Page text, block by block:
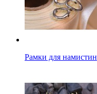
Рамки для намистин